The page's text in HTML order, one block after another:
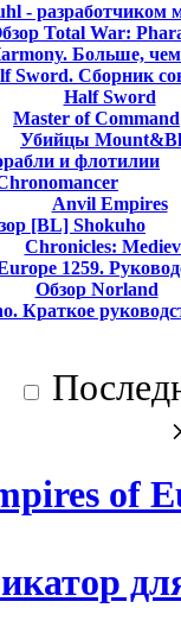
- разработчиком
Total War:
Больше,
Sword. Сборник
Half Sword
Master of Command
Убийцы
и флотилии
Anvil Empires
[BL] Shokuho
Chronicles:
1259.
Обзор Norland
Краткое
of